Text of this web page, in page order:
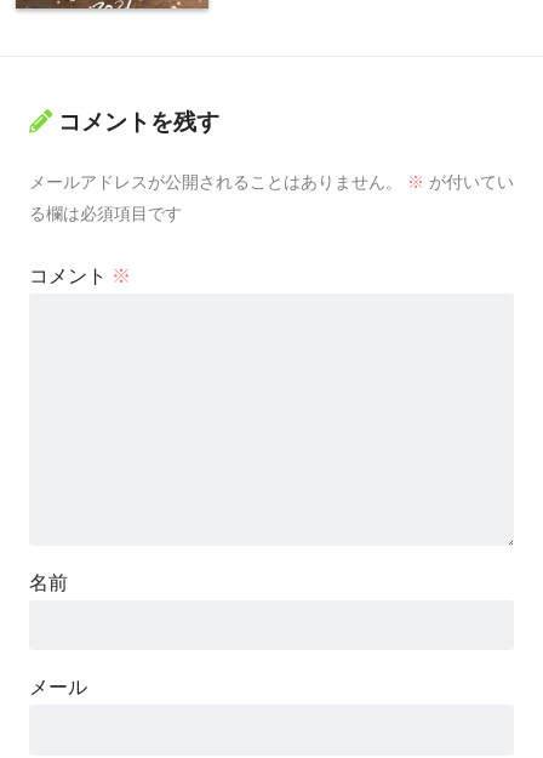
コメントを残す
メールアドレスが公開されることはありません。 ※ が付いてい
る欄は必須項目です
コメント ※
名前
メール